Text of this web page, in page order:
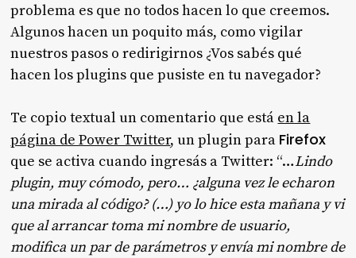
problema es que no todos hacen lo que creemos.
Algunos hacen un poquito más, como vigilar
nuestros pasos o redirigirnos ¿Vos sabés qué
hacen los plugins que pusiste en tu navegador?
Te copio textual un comentario que está en la
página de Power Twitter, un plugin para Firefox
que se activa cuando ingresás a Twitter: “…Lindo
plugin, muy cómodo, pero… ¿alguna vez le echaron
una mirada al código? (…) yo lo hice esta mañana y vi
que al arrancar toma mi nombre de usuario,
modifica un par de parámetros y envía mi nombre de